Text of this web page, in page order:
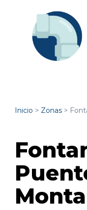
Inicio > Zonas >